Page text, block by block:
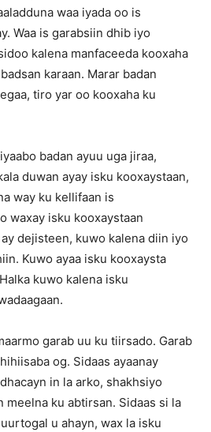
waa iyada oo is
Waa is garabsiin dhib iyo
kalena manfaceeda kooxaha
karaan. Marar badan
tiro yar oo kooxaha ku
badan ayuu uga jiraa,
duwan ayay isku kooxaystaan,
way ku kellifaan is
waxay isku kooxaystaan
dejisteen, kuwo kalena diin iyo
Kuwo ayaa isku kooxaysta
kuwo kalena isku
garab uu ku tiirsado. Garab
og. Sidaas ayaanay
in la arko, shakhsiyo
meelna ku abtirsan. Sidaas si la
u ahayn, wax la isku